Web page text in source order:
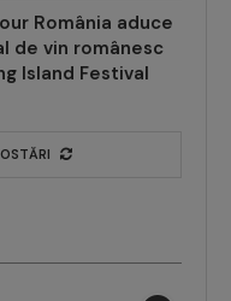
România aduce
de vin românesc
Island Festival